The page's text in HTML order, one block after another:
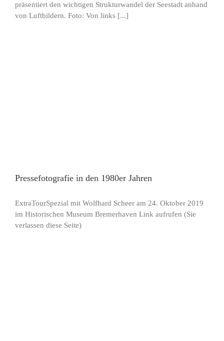
präsentiert den wichtigen Strukturwandel der Seestadt anhand
von Luftbildern. Foto: Von links [...]
Pressefotografie in den 1980er Jahren
ExtraTourSpezial mit Wolfhard Scheer am 24. Oktober 2019
im Historischen Museum Bremerhaven Link aufrufen (Sie
verlassen diese Seite)